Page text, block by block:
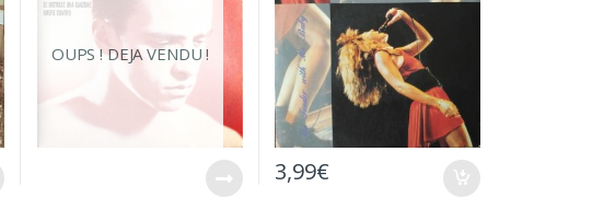
OUPS ! DEJA VENDU !
3,99€